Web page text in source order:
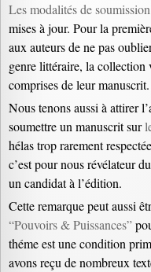
Les modalités de
mises à jour. Pour la
aux auteurs de ne pas
genre littéraire, la collection
comprises de leur manuscrit.
Nous tenons aussi à attirer
soumettre un manuscrit sur
hélas trop rarement
c’est pour nous révélateur
un candidat à l’édition.
Cette remarque peut aussi
“Pouvoirs & Puissances”
théme est une condition
avons reçu de nombreux